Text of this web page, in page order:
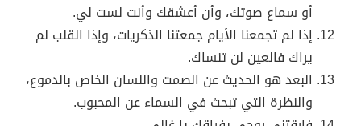
أو سماع صوتك، وأن أعشقك وأنت لست لي.
إذا لم تجمعنا الأيام جمعتنا الذكريات، وإذا القلب لم
يراك فالعين لن تنساك.
البعد هو الحديث عن الصمت واللسان الخاص بالدموع،
والنظرة التي تبحث في السماء عن المحبوب.